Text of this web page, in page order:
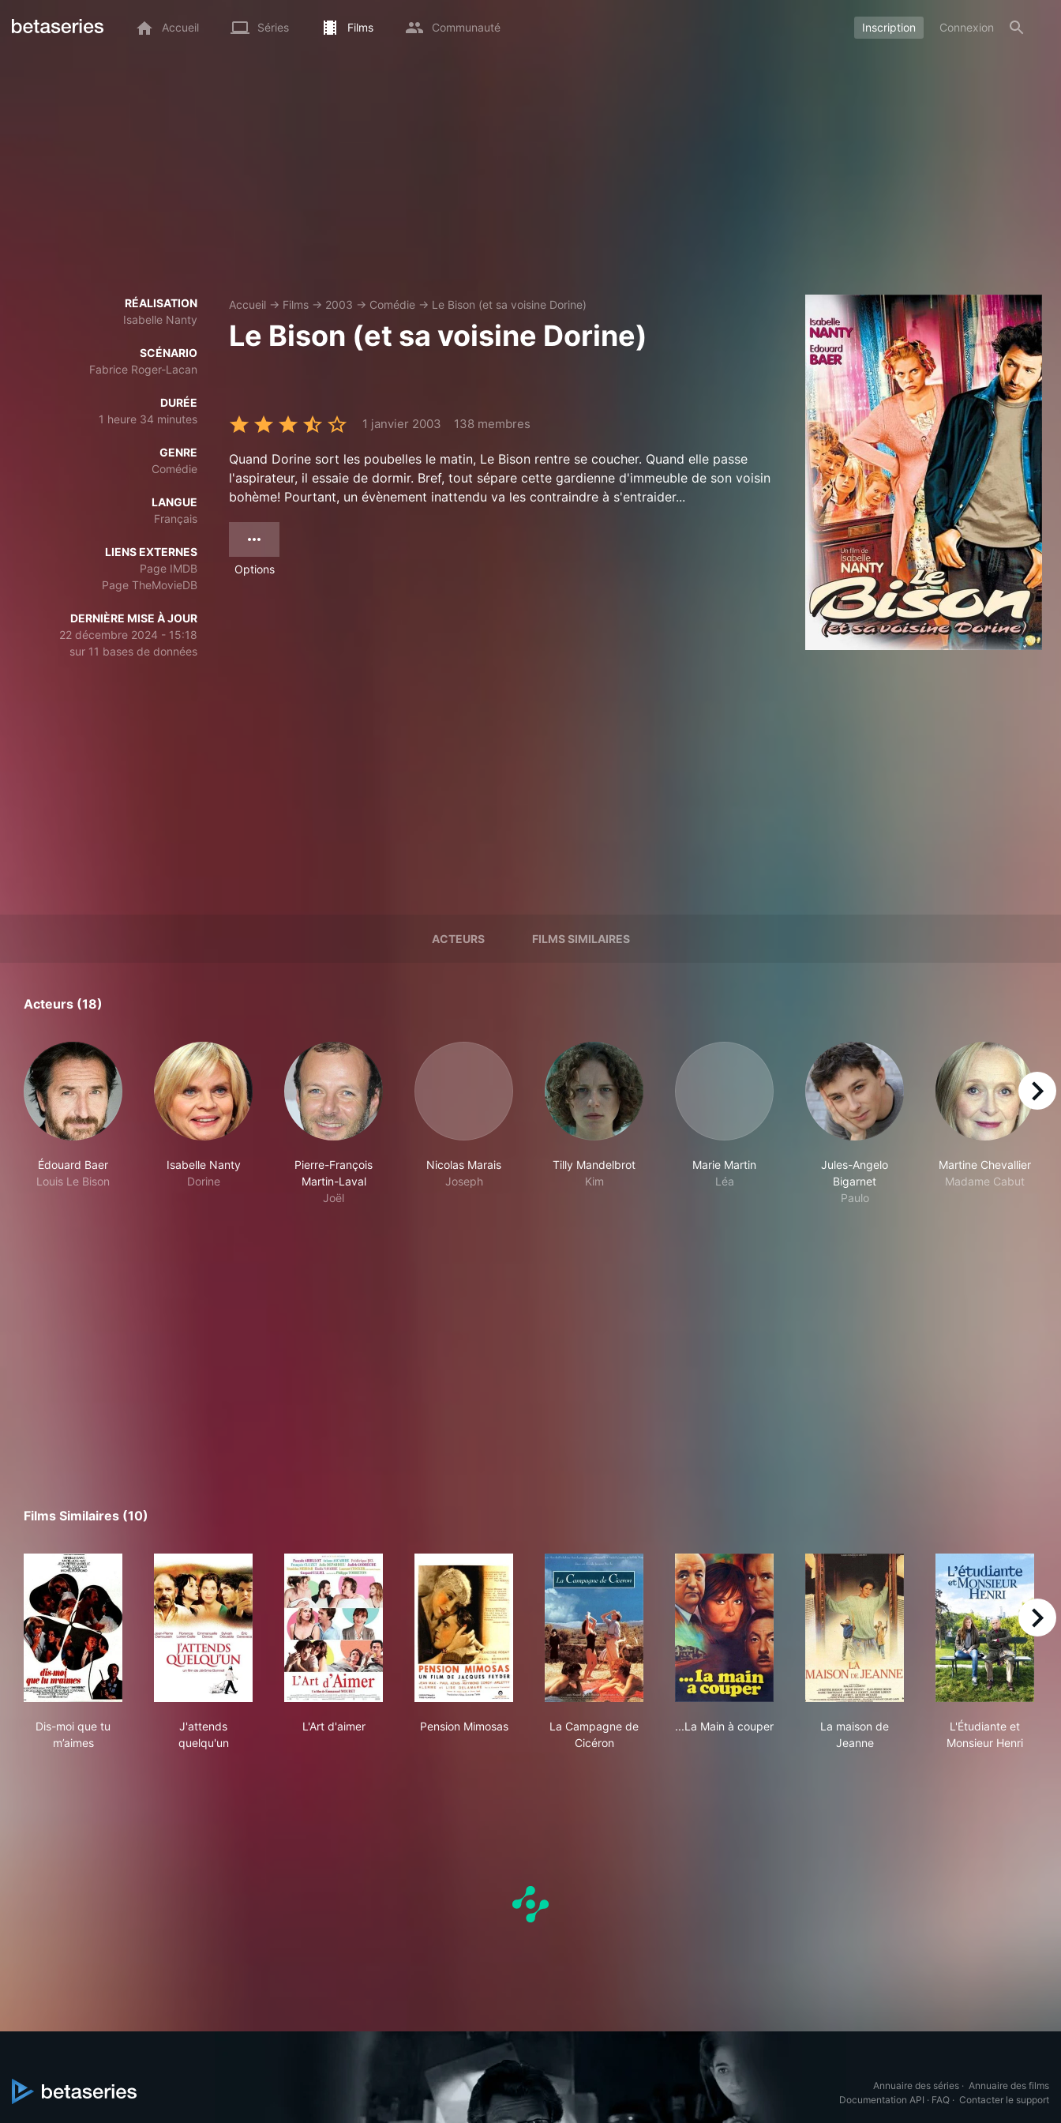
Accueil Séries Films Communauté Inscription Connexion
RÉALISATION
Isabelle Nanty
SCÉNARIO
Fabrice Roger-Lacan
DURÉE
1 heure 34 minutes
GENRE
Comédie
LANGUE
Français
LIENS EXTERNES
Page IMDB
Page TheMovieDB
DERNIÈRE MISE À JOUR
22 décembre 2024 - 15:18
sur 11 bases de données
Accueil → Films → 2003 → Comédie → Le Bison (et sa voisine Dorine)
Le Bison (et sa voisine Dorine)
1 janvier 2003 138 membres
Quand Dorine sort les poubelles le matin, Le Bison rentre se coucher. Quand elle passe
l'aspirateur, il essaie de dormir. Bref, tout sépare cette gardienne d'immeuble de son voisin
bohème! Pourtant, un évènement inattendu va les contraindre à s'entraider...
Options
ACTEURS FILMS SIMILAIRES
Acteurs (18)
Édouard Baer
Louis Le Bison
Isabelle Nanty
Dorine
Pierre-François
Martin-Laval
Joël
Nicolas Marais
Joseph
Tilly Mandelbrot
Kim
Marie Martin
Léa
Jules-Angelo
Bigarnet
Paulo
Martine Chevallier
Madame Cabut
right
Films Similaires (10)
Dis-moi que tu
m’aimes
J'attends
quelqu'un
L'Art d'aimer
Pension Mimosas
La Campagne de
Cicéron
...La Main à couper
La maison de
Jeanne
L'Étudiante et
Monsieur Henri
right
Annuaire des séries · Annuaire des films
Documentation API · FAQ · Contacter le support